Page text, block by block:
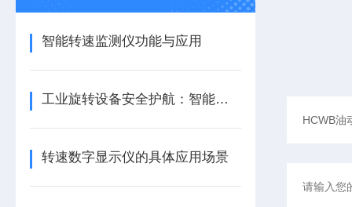
智能转速监测仪功能与应用
工业旋转设备安全护航：智能转速监测仪技术现状与应用优化研究
转速数字显示仪的具体应用场景